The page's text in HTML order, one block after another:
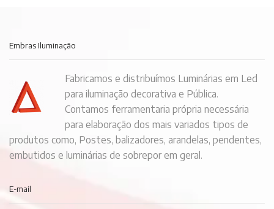
Embras Iluminação
Fabricamos e distribuímos Luminárias em Led
para iluminação decorativa e Pública.
Contamos ferramentaria própria necessária
para elaboração dos mais variados tipos de
produtos como, Postes, balizadores, arandelas, pendentes,
embutidos e luminárias de sobrepor em geral.
E-mail